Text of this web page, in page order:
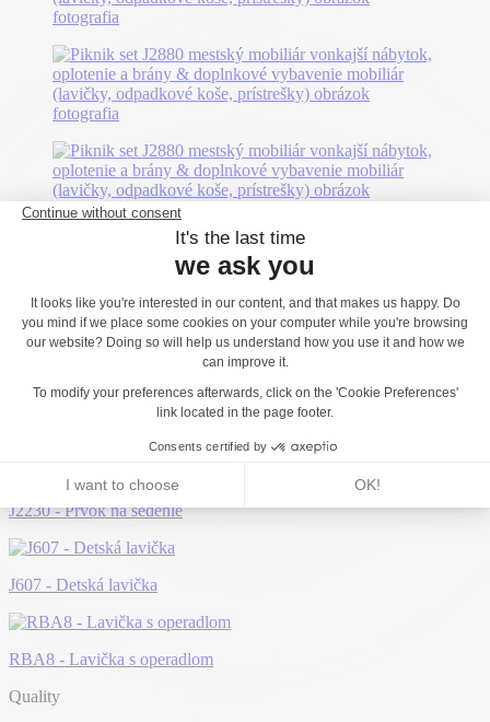
Možno sa vám bude páčiť...
J2230 - Prvok na sedenie
J607 - Detská lavička
RBA8 - Lavička s operadlom
Quality